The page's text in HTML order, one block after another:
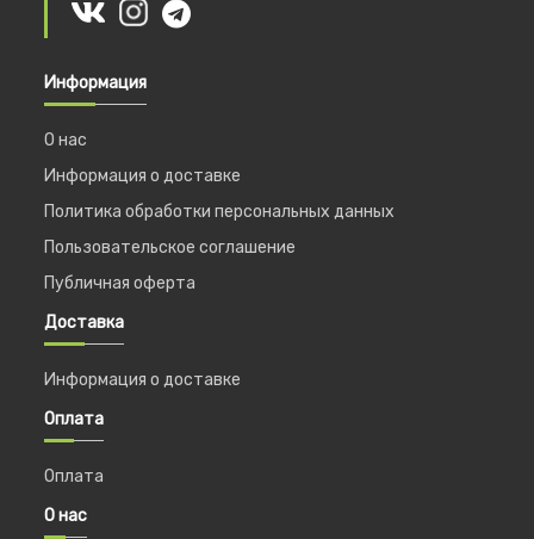
Информация
О нас
Информация о доставке
Политика обработки персональных данных
Пользовательское соглашение
Публичная оферта
Доставка
Информация о доставке
Оплата
Оплата
О нас